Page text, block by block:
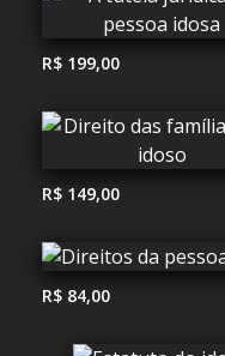
R$ 199,00
R$ 149,00
R$ 84,00